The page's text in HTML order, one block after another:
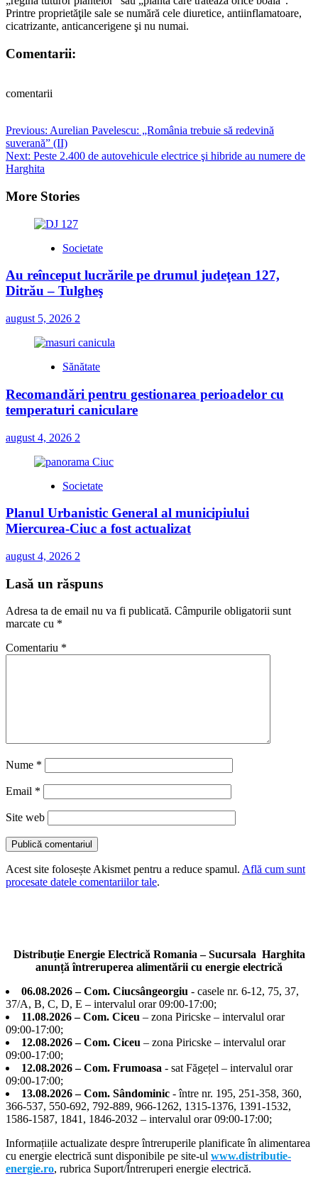
Printre proprietăţile sale se numără cele diuretice, antiinflamatoare,
cicatrizante, anticancerigene şi nu numai.
Comentarii:
comentarii
Post
navigation
Previous: Aurelian Pavelescu: „România trebuie să redevină
suverană” (II)
Next: Peste 2.400 de autovehicule electrice şi hibride au numere de
Harghita
More Stories
Societate
Au reînceput lucrările pe drumul judeţean 127,
Ditrău – Tulgheş
august 5, 2026 2
Sănătate
Recomandări pentru gestionarea perioadelor cu
temperaturi caniculare
august 4, 2026 2
Societate
Planul Urbanistic General al municipiului
Miercurea-Ciuc a fost actualizat
august 4, 2026 2
Lasă un răspuns
Adresa ta de email nu va fi publicată. Câmpurile obligatorii sunt
marcate cu *
Comentariu *
Nume *
Email *
Site web
Acest site folosește Akismet pentru a reduce spamul. Află cum sunt
procesate datele comentariilor tale.
Distribuție Energie Electrică Romania – Sucursala Harghita
anunță întreruperea alimentării cu energie electrică
06.08.2026 – Com. Ciucsângeorgiu - casele nr. 6-12, 75, 37,
37/A, B, C, D, E – intervalul orar 09:00-17:00;
11.08.2026 – Com. Ciceu – zona Piricske – intervalul orar
09:00-17:00;
12.08.2026 – Com. Ciceu – zona Piricske – intervalul orar
09:00-17:00;
12.08.2026 – Com. Frumoasa - sat Făgețel – intervalul orar
09:00-17:00;
13.08.2026 – Com. Sândominic - între nr. 195, 251-358, 360,
366-537, 550-692, 792-889, 966-1262, 1315-1376, 1391-1532,
1586-1587, 1841, 1846-2032 – intervalul orar 09:00-17:00;
Informațiile actualizate despre întreruperile planificate în alimentarea
cu energie electrică sunt disponibile pe site-ul www.distributie-
energie.ro, rubrica Suport/Întreruperi energie electrică.